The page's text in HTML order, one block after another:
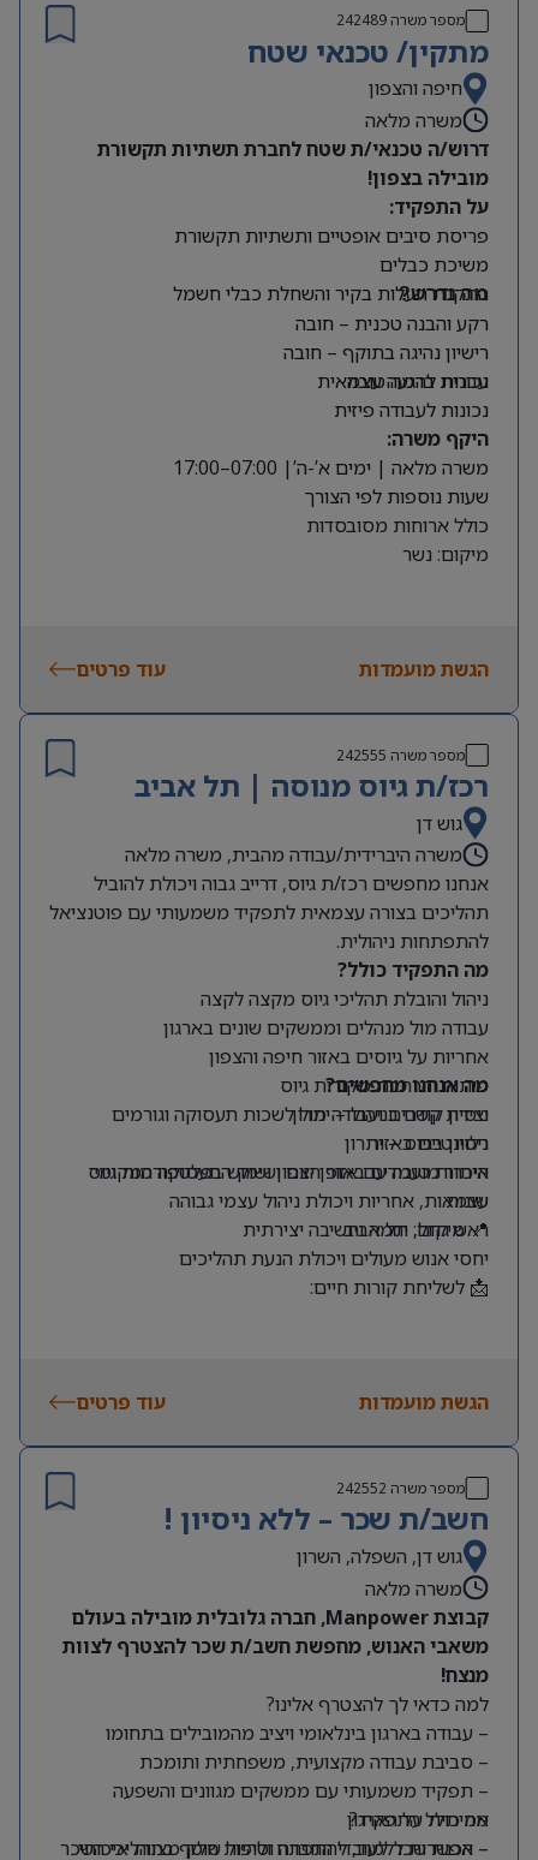
תנאים:
רכב צמוד וטלפון סלולרי
שכר גבוה
מיקום: קדימה צורן
מספר משרה242489
מתקין/ טכנאי שטח
חיפה והצפון
משרה מלאה
דרוש/ה טכנאי/ת שטח לחברת תשתיות תקשורת
מובילה בצפון!
על התפקיד:
פריסת סיבים אופטיים ותשתיות תקשורת
משיכת כבלים
התקנת תעלות בקיר והשחלת כבלי חשמל
מה נדרש?
רקע והבנה טכנית – חובה
רישיון נהיגה בתוקף – חובה
עברית ברמה טובה
נכונות להגעה עצמאית
נכונות לעבודה פיזית
היקף משרה:
משרה מלאה | ימים א’-ה’| 07:00–17:00
שעות נוספות לפי הצורך
כולל ארוחות מסובסדות
מיקום: נשר
הגשת מועמדות עוד פרטים
מספר משרה 242555
רכז/ת גיוס מנוסה | תל אביב
גוש דן
משרה היברידית/עבודה מהבית, משרה מלאה
אנחנו מחפשים רכז/ת גיוס, דרייב גבוה ויכולת להוביל
תהליכים בצורה עצמאית לתפקיד משמעותי עם פוטנציאל
להתפתחות ניהולית.
מה התפקיד כולל?
ניהול והובלת תהליכי גיוס מקצה לקצה
עבודה מול מנהלים וממשקים שונים בארגון
אחריות על גיוסים באזור חיפה והצפון
פיתוח והרחבת מקורות גיוס
יצירת קשרים ועבודה מול לשכות תעסוקה וגורמים
רלוונטיים באזור
איתור מועמדים באופן יזום ושימוש בפלטפורמות גיוס
שונות
מה אנחנו מחפשים?
ניסיון קודם בניהול – יתרון
ניסיון בגיוס – יתרון
היכרות טובה עם אזור הצפון ושוק התעסוקה המקומי
עצמאות, אחריות ויכולת ניהול עצמי גבוהה
ראש גדול, יוזמה וחשיבה יצירתית
יחסי אנוש מעולים ויכולת הנעת תהליכים
📍 מיקום: תל אביב
📩 לשליחת קורות חיים:
הגשת מועמדות עוד פרטים
מספר משרה 242552
חשב/ת שכר – ללא ניסיון !
גוש דן, השפלה, השרון
משרה מלאה
קבוצת Manpower, חברה גלובלית מובילה בעולם
משאבי האנוש, מחפשת חשב/ת שכר להצטרף לצוות
מנצח!
למה כדאי לך להצטרף אלינו?
– עבודה בארגון בינלאומי ויציב מהמובילים בתחומו
– סביבת עבודה מקצועית, משפחתית ותומכת
– תפקיד משמעותי עם ממשקים מגוונים והשפעה
אמיתית על הארגון
– אפשרות ללמוד, להתפתח ולהיות חלק מצוות איכותי
מה כולל התפקיד?
– הכנת שכר לעובדי החברה וטיפול שוטף בתהליכי השכר